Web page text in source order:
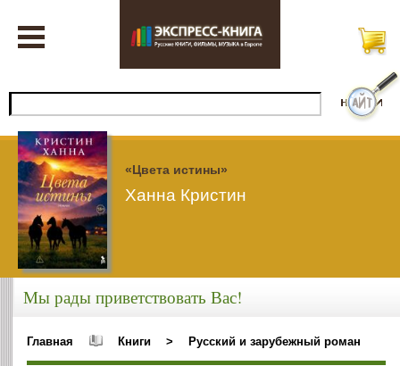
«Цвета истины»
Ханна Кристин
Мы рады приветствовать Вас!
Главная Книги > Русский и зарубежный роман